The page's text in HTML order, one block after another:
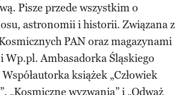
Pisze przede wszystkim o
astronomii i historii. Związana z
PAN oraz magazynami
Wp.pl. Ambasadorka Śląskiego
książek „Człowiek
„Kosmiczne wyzwania” i „Odważ